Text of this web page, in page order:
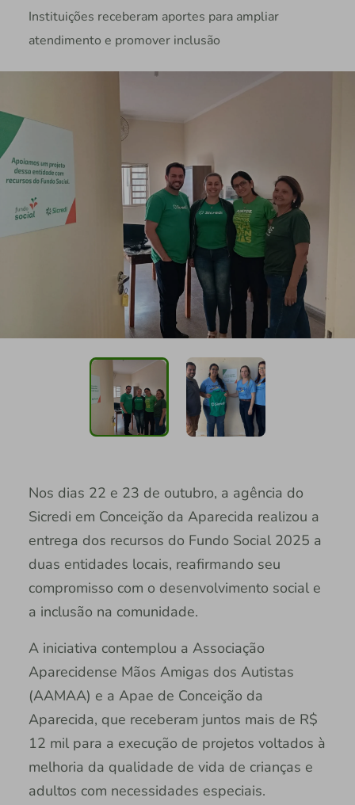
Instituições receberam aportes para ampliar
atendimento e promover inclusão
Nos dias 22 e 23 de outubro, a agência do
Sicredi em Conceição da Aparecida realizou a
entrega dos recursos do Fundo Social 2025 a
duas entidades locais, reafirmando seu
compromisso com o desenvolvimento social e
a inclusão na comunidade.
A iniciativa contemplou a Associação
Aparecidense Mãos Amigas dos Autistas
(AAMAA) e a Apae de Conceição da
Aparecida, que receberam juntos mais de R$
12 mil para a execução de projetos voltados à
melhoria da qualidade de vida de crianças e
adultos com necessidades especiais.